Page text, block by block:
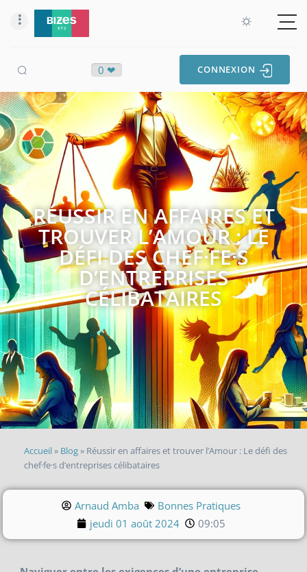
0 ❤ CONNEXION
RÉUSSIR EN AFFAIRES ET
TROUVER L’AMOUR : LE
DÉFI DES CHEF·FE·S
D’ENTREPRISES
CÉLIBATAIRES
Accueil» Blog» Réussir en affaires et trouver l’Amour : Le défi des
chef·fe·s d’entreprises célibataires
Arnaud Amba
Bonnes Pratiques
jeudi 01 août 2024
09:05